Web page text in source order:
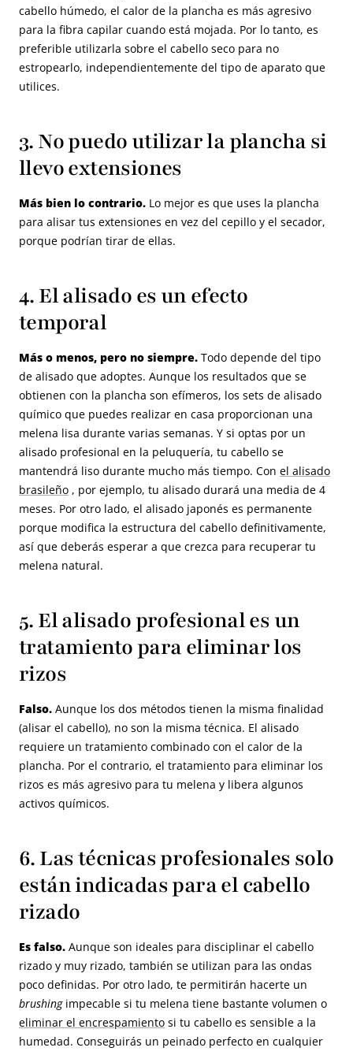
cabello húmedo, el calor de la plancha es más agresivo
para la fibra capilar cuando está mojada. Por lo tanto, es
preferible utilizarla sobre el cabello seco para no
estropearlo, independientemente del tipo de aparato que
utilices.
3. No puedo utilizar la plancha si
llevo extensiones
Más bien lo contrario. Lo mejor es que uses la plancha
para alisar tus extensiones en vez del cepillo y el secador,
porque podrían tirar de ellas.
4. El alisado es un efecto
temporal
Más o menos, pero no siempre. Todo depende del tipo
de alisado que adoptes. Aunque los resultados que se
obtienen con la plancha son efímeros, los sets de alisado
químico que puedes realizar en casa proporcionan una
melena lisa durante varias semanas. Y si optas por un
alisado profesional en la peluquería, tu cabello se
mantendrá liso durante mucho más tiempo. Con el alisado
brasileño , por ejemplo, tu alisado durará una media de 4
meses. Por otro lado, el alisado japonés es permanente
porque modifica la estructura del cabello definitivamente,
así que deberás esperar a que crezca para recuperar tu
melena natural.
5. El alisado profesional es un
tratamiento para eliminar los
rizos
Falso. Aunque los dos métodos tienen la misma finalidad
(alisar el cabello), no son la misma técnica. El alisado
requiere un tratamiento combinado con el calor de la
plancha. Por el contrario, el tratamiento para eliminar los
rizos es más agresivo para tu melena y libera algunos
activos químicos.
6. Las técnicas profesionales solo
están indicadas para el cabello
rizado
Es falso. Aunque son ideales para disciplinar el cabello
rizado y muy rizado, también se utilizan para las ondas
poco definidas. Por otro lado, te permitirán hacerte un
brushingimpecable si tu melena tiene bastante volumen o
eliminar el encrespamiento si tu cabello es sensible a la
humedad. Conseguirás un peinado perfecto en cualquier